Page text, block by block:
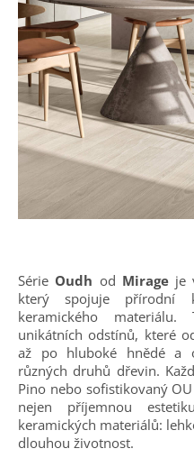
Série Oudh od Mirageje
který spojuje přírodní
keramického
unikátních odstínů, které
až po hluboké hnědé a
různých druhů dřevin.
Pino nebo sofistikovaný
nejen příjemnou
keramických materiálů:
dlouhou životnost.